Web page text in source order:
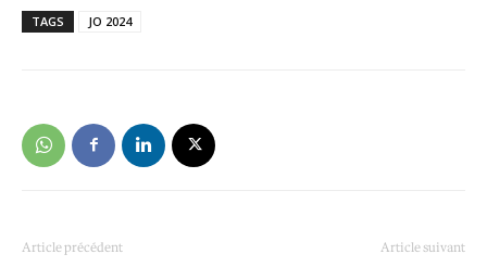
TAGS JO 2024
Article précédent Article suivant